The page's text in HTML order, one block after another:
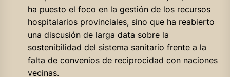
ha puesto el foco en la gestión de los recursos
hospitalarios provinciales, sino que ha reabierto
una discusión de larga data sobre la
sostenibilidad del sistema sanitario frente a la
falta de convenios de reciprocidad con naciones
vecinas.